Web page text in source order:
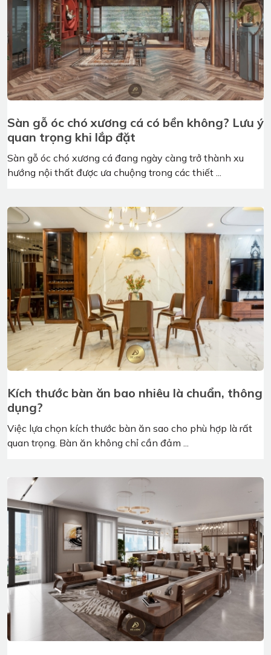
Sàn gỗ óc chó xương cá có bền không? Lưu ý
quan trọng khi lắp đặt
Sàn gỗ óc chó xương cá đang ngày càng trở thành xu
hướng nội thất được ưa chuộng trong các thiết ...
Kích thước bàn ăn bao nhiêu là chuẩn, thông
dụng?
Việc lựa chọn kích thước bàn ăn sao cho phù hợp là rất
quan trọng. Bàn ăn không chỉ cần đảm ...